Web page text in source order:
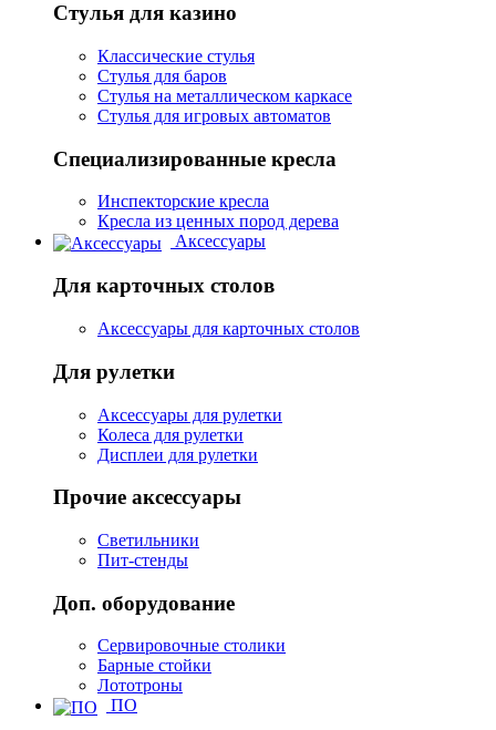
Стулья для казино
Классические стулья
Стулья для баров
Стулья на металлическом каркасе
Стулья для игровых автоматов
Специализированные кресла
Инспекторские кресла
Кресла из ценных пород дерева
Аксессуары
Для карточных столов
Аксессуары для карточных столов
Для рулетки
Аксессуары для рулетки
Колеса для рулетки
Дисплеи для рулетки
Прочие аксессуары
Светильники
Пит-стенды
Доп. оборудование
Сервировочные столики
Барные стойки
Лототроны
ПО